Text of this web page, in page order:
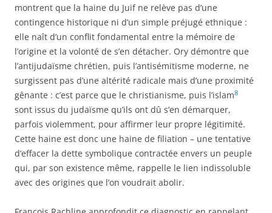
montrent que la haine du Juif ne relève pas d’une
contingence historique ni d’un simple préjugé ethnique :
elle naît d’un conflit fondamental entre la mémoire de
l’origine et la volonté de s’en détacher. Ory démontre que
l’antijudaïsme chrétien, puis l’antisémitisme moderne, ne
surgissent pas d’une altérité radicale mais d’une proximité
gênante : c’est parce que le christianisme, puis l’islam8
sont issus du judaïsme qu’ils ont dû s’en démarquer,
parfois violemment, pour affirmer leur propre légitimité.
Cette haine est donc une haine de filiation – une tentative
d’effacer la dette symbolique contractée envers un peuple
qui, par son existence même, rappelle le lien indissoluble
avec des origines que l’on voudrait abolir.